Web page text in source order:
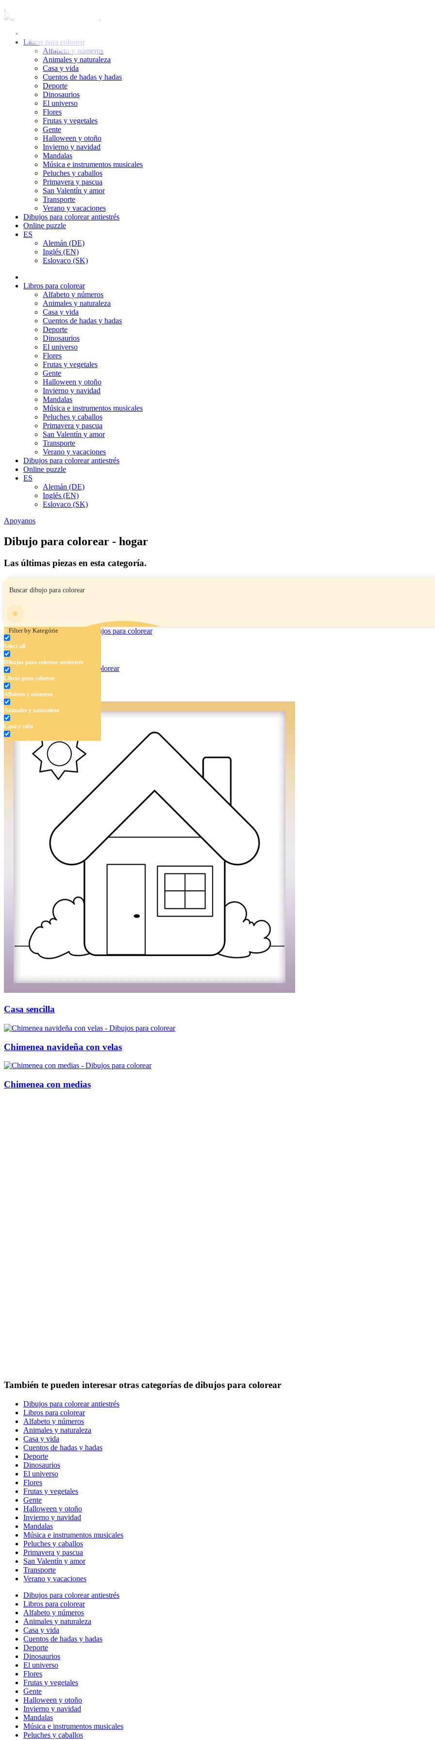
Ir
al
Libros para colorear
Alfabeto y números
Animales y naturaleza
Casa y vida
Cuentos de hadas y hadas
Deporte
Dinosaurios
El universo
Flores
Frutas y vegetales
Gente
Halloween y otoño
Invierno y navidad
Mandalas
Música e instrumentos musicales
Peluches y caballos
Primavera y pascua
San Valentín y amor
Transporte
Verano y vacaciones
Dibujos para colorear antiestrés
Online puzzle
ES
Alemán (DE)
Inglés (EN)
Eslovaco (SK)
Libros para colorear
Alfabeto y números
Animales y naturaleza
Casa y vida
Cuentos de hadas y hadas
Deporte
Dinosaurios
El universo
Flores
Frutas y vegetales
Gente
Halloween y otoño
Invierno y navidad
Mandalas
Música e instrumentos musicales
Peluches y caballos
Primavera y pascua
San Valentín y amor
Transporte
Verano y vacaciones
Dibujos para colorear antiestrés
Online puzzle
ES
Alemán (DE)
Inglés (EN)
Eslovaco (SK)
Apoyanos
Dibujo para colorear - hogar
Las últimas piezas en esta categoría.
Filter by Kategórie
Select all
Dibujos para colorear antiestrés
Libros para colorear
Alfabeto y números
Animales y naturaleza
Casa y vida
Cuentos de hadas y hadas
Música e instrumentos musicales
Peluches y caballos
Primavera y pascua
San Valentín y amor
Verano y vacaciones
Nezaradené
Sin categorizar
Niño no quiere brócoli
Detergentes
Casa sencilla
Chimenea navideña con velas
Chimenea con medias
También te pueden interesar otras categorías de dibujos para colorear
Dibujos para colorear antiestrés
Libros para colorear
Alfabeto y números
Animales y naturaleza
Casa y vida
Cuentos de hadas y hadas
Deporte
Dinosaurios
El universo
Flores
Frutas y vegetales
Gente
Halloween y otoño
Invierno y navidad
Mandalas
Música e instrumentos musicales
Peluches y caballos
Primavera y pascua
San Valentín y amor
Transporte
Verano y vacaciones
Dibujos para colorear antiestrés
Libros para colorear
Alfabeto y números
Animales y naturaleza
Casa y vida
Cuentos de hadas y hadas
Deporte
Dinosaurios
El universo
Flores
Frutas y vegetales
Gente
Halloween y otoño
Invierno y navidad
Mandalas
Música e instrumentos musicales
Peluches y caballos